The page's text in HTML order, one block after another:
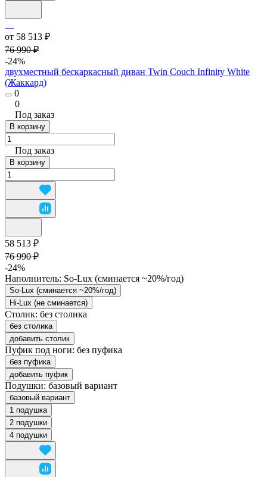
от 58 513 ₽
76 990 ₽
-24%
двухместный бескаркасный диван Twin Couch Infinity White
(Жаккард)
0
0
Под заказ
В корзину
Под заказ
В корзину
58 513 ₽
76 990 ₽
-24%
Наполнитель: So-Lux (cминается ~20%/год)
So-Lux (cминается ~20%/год)
Hi-Lux (не сминается)
Столик: без столика
без столика
добавить столик
Пуфик под ноги: без пуфика
без пуфика
добавить пуфик
Подушки: базовый вариант
базовый вариант
1 подушка
2 подушки
4 подушки